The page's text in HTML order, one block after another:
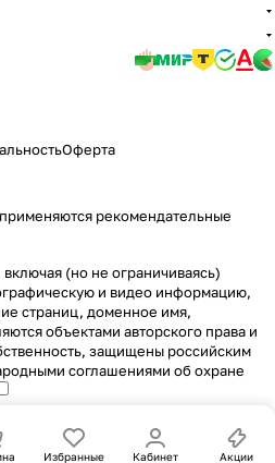
Оферта
рекомендательные
(но не ограничиваясь)
и видео информацию,
страниц, доменное имя,
объектами авторского права и
защищены российским
соглашениями об охране
Избранные Кабинет Акции